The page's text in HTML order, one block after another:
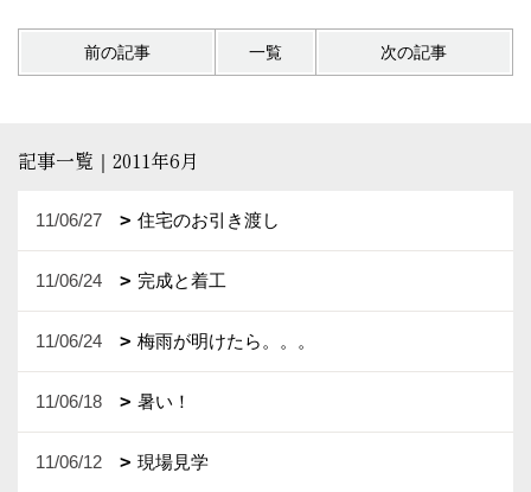
前の記事 一覧 次の記事
記事一覧｜2011年6月
11/06/27 住宅のお引き渡し
11/06/24 完成と着工
11/06/24 梅雨が明けたら。。。
11/06/18 暑い！
11/06/12 現場見学